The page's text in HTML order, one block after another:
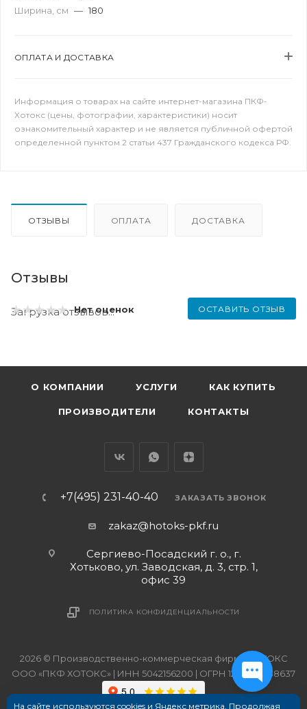
Ширина, см — 180
ОПЛАТА И ДОСТАВКА
Информация о товарах на сайте интернет-магазина ПКФ-
Хотокс (цены, фотографии, характеристики) носит
ознакомительный характер и не является публичной офертой
определенной пунктом 2 статьи 437 Гражданского кодекса РФ.
ОТЗЫВЫ ОПЛАТА ДОСТАВКА
Отзывы
Нет оценок ОСТАВИТЬ ОТЗЫВ
Загрузка отзывов...
О КОМПАНИИ УСЛУГИ КАК КУПИТЬ
ПРОИЗВОДИТЕЛИ КОНТАКТЫ
+7(495) 231-40-40 ЗАКАЗАТЬ ЗВОНОК
zakaz@hotoks-pkf.ru
Сергиево-Посадский г. о., г.
Хотьково, ул. Заводская, д. 3, стр. 1,
офис 39
ПОЛИТИКА КОНФИДЕНЦИАЛЬНОСТИ
2026 © Производственно-коммерческая фирма ХОТОКС
ООО «ПКФ ХОТОКС» | ИНН 5042156200 | ОГРН 1215000038637
На сайте используются cookies и Яндекс метрика. Продолжая